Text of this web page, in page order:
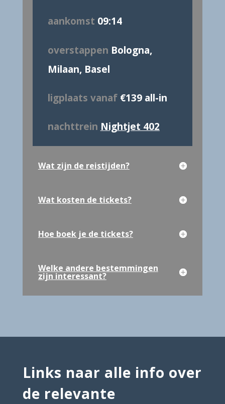
aankomst 09:14
overstappen Bologna,
Milaan, Basel
ligplaats vanaf€139 all-in
nachttrein Nightjet 402
Wat zijn de reistijden?
Wat kosten de tickets?
Hoe boek je de tickets?
Welke andere bestemmingen
zijn interessant?
Links naar alle info over
de relevante